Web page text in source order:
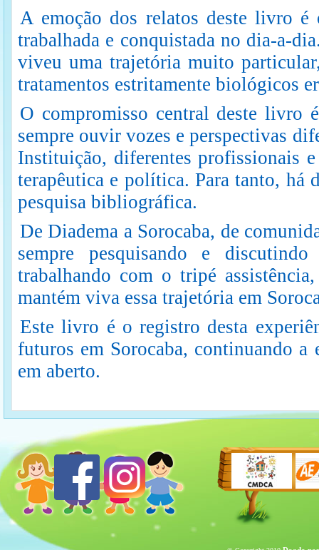
A emoção dos relatos deste livro é
trabalhada e conquistada no dia-a-
viveu uma trajetória muito
tratamentos estritamente biológicos
O compromisso central deste livro
sempre ouvir vozes e perspectivas
Instituição, diferentes profissionais
terapêutica e política. Para tanto, há
pesquisa bibliográfica.
De Diadema a Sorocaba, de
sempre pesquisando e
trabalhando com o tripé
mantém viva essa trajetória em
Este livro é o registro desta
futuros em Sorocaba, continuando
em aberto.